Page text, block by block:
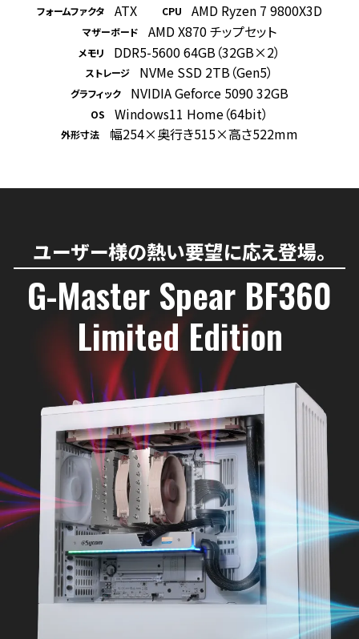
フォームファクタ ATX CPU AMD Ryzen 7 9800X3D
マザーボード AMD X870 チップセット
メモリ DDR5-5600 64GB（32GB×2）
ストレージ NVMe SSD 2TB（Gen5）
グラフィック NVIDIA Geforce 5090 32GB
OS Windows11 Home（64bit）
外形寸法 幅254×奥行き515×高さ522mm
ユーザー様の熱い要望に応え登場。
G-Master Spear BF360
Limited Edition